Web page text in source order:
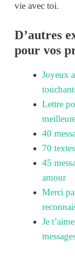
vie avec toi.
D’autres
pour vos
Joyeux
Lettre
40
70
45
amour
Merci
Je